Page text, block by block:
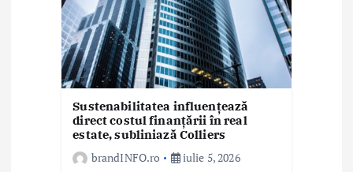
Sustenabilitatea influențează
direct costul finanțării în real
estate, subliniază Colliers
brandINFO.ro
iulie 5, 2026